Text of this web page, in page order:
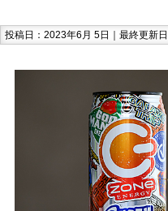
投稿日：2023年6月 5日｜最終更新